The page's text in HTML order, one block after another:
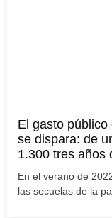
El gasto
se dispara: de
1.300 tres años
En el verano de
las secuelas de la